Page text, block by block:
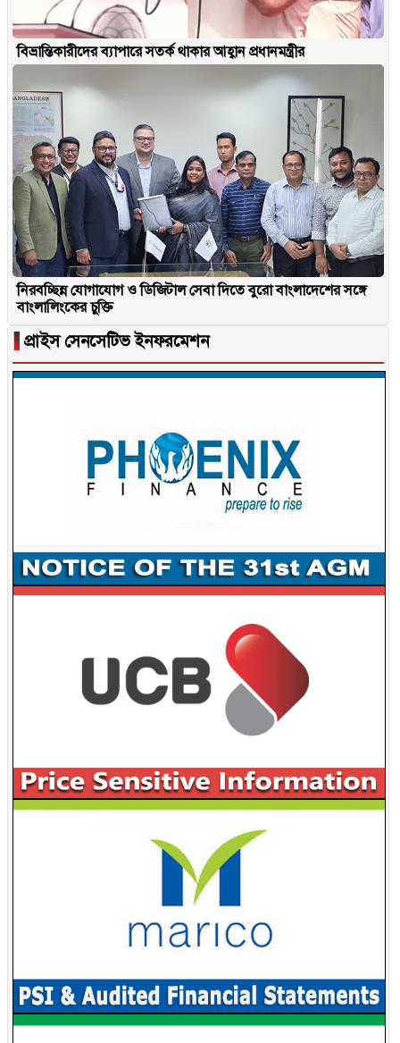
বিভ্রান্তিকারীদের ব্যাপারে সতর্ক থাকার আহ্বান প্রধানমন্ত্রীর
নিরবচ্ছিন্ন যোগাযোগ ও ডিজিটাল সেবা দিতে বুরো বাংলাদেশের সঙ্গে
বাংলালিংকের চুক্তি
▐ প্রাইস সেনসেটিভ ইনফরমেশন